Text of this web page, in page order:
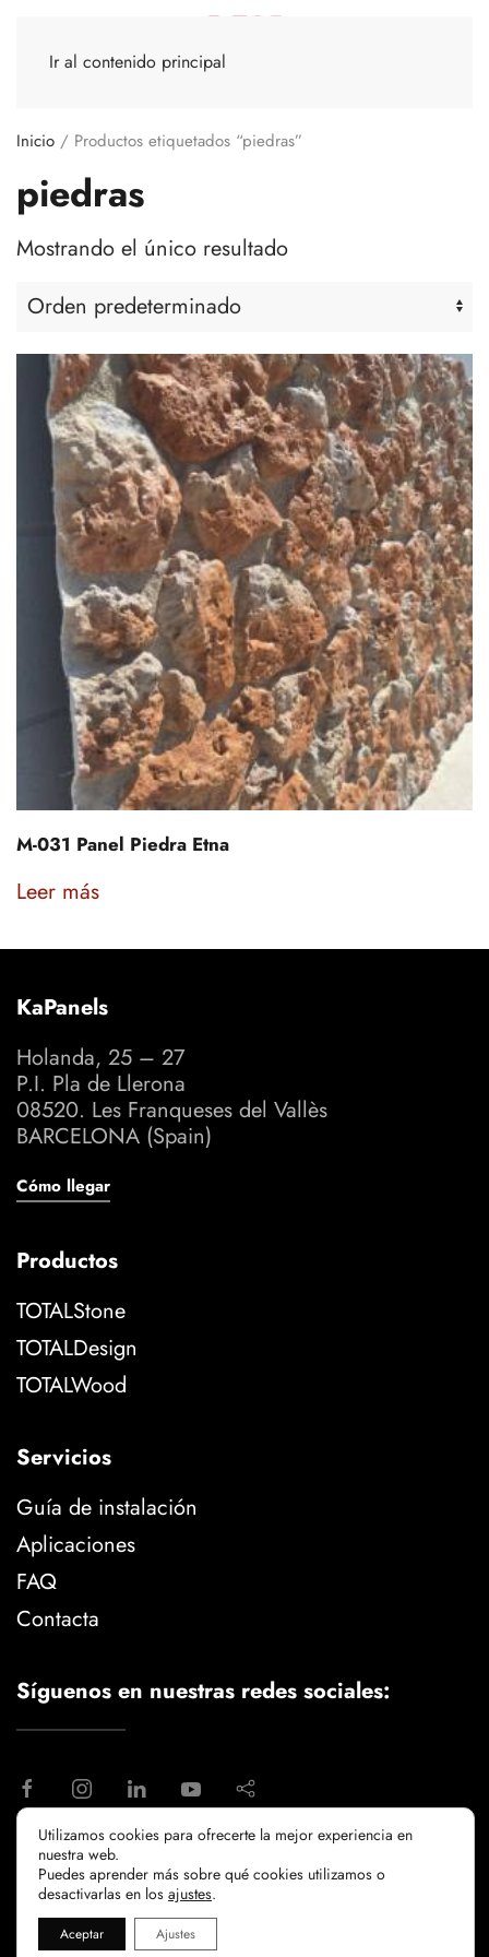
Ir al contenido principal
Inicio / Productos etiquetados “piedras”
piedras
Mostrando el único resultado
M-031 Panel Piedra Etna
Leer más
KaPanels
Holanda, 25 – 27
P.I. Pla de Llerona
08520. Les Franqueses del Vallès
BARCELONA (Spain)
Cómo llegar
Productos
TOTALStone
TOTALDesign
TOTALWood
Servicios
Guía de instalación
Aplicaciones
FAQ
Contacta
Síguenos en nuestras redes sociales:
aviso legal
politica de privacidad
politicia de cookies
Utilizamos cookies para ofrecerte la mejor experiencia en
nuestra web.
Puedes aprender más sobre qué cookies utilizamos o
desactivarlas en los ajustes.
Aceptar Ajustes